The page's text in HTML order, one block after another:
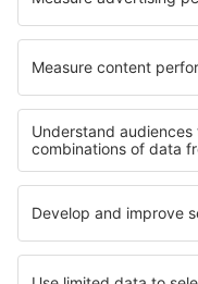
Cele mai bune locuri de
Cazare in Langkawi
Cazare in Malaysian
Cazare in Parcul Național
Cazare in Gemer